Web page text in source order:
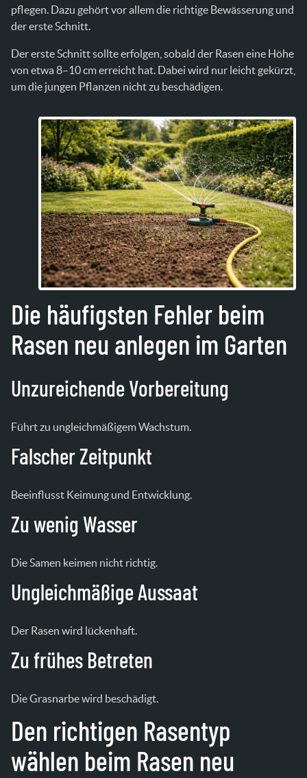
pflegen. Dazu gehört vor allem die richtige Bewässerung und
der erste Schnitt.
Der erste Schnitt sollte erfolgen, sobald der Rasen eine Höhe
von etwa 8–10 cm erreicht hat. Dabei wird nur leicht gekürzt,
um die jungen Pflanzen nicht zu beschädigen.
Die häufigsten Fehler beim
Rasen neu anlegen im Garten
Unzureichende Vorbereitung
Führt zu ungleichmäßigem Wachstum.
Falscher Zeitpunkt
Beeinflusst Keimung und Entwicklung.
Zu wenig Wasser
Die Samen keimen nicht richtig.
Ungleichmäßige Aussaat
Der Rasen wird lückenhaft.
Zu frühes Betreten
Die Grasnarbe wird beschädigt.
Den richtigen Rasentyp
wählen beim Rasen neu